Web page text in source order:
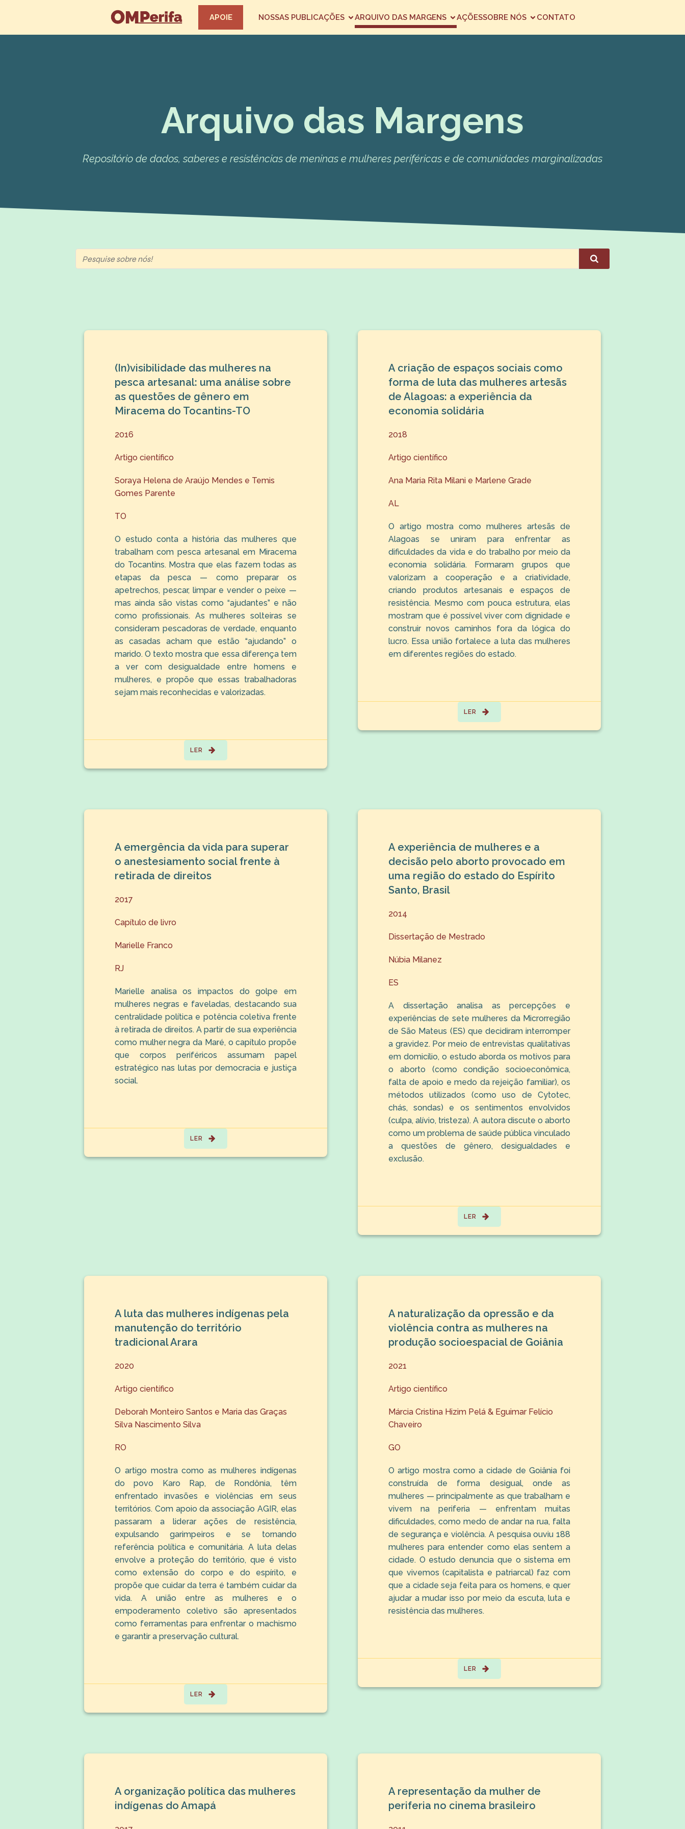
APOIE NOSSAS PUBLICAÇÕES ARQUIVO DAS MARGENS AÇÕESSOBRE NÓS CONTATO
Arquivo das Margens
Repositório de dados, saberes e resistências de meninas e mulheres periféricas e de comunidades marginalizadas
(In)visibilidade das mulheres na
pesca artesanal: uma análise sobre
as questões de gênero em
Miracema do Tocantins-TO
2016
Artigo científico
Soraya Helena de Araújo Mendes e Temis
Gomes Parente
TO
O estudo conta a história das mulheres que
trabalham com pesca artesanal em Miracema
do Tocantins. Mostra que elas fazem todas as
etapas da pesca — como preparar os
apetrechos, pescar, limpar e vender o peixe —
mas ainda são vistas como “ajudantes” e não
como profissionais. As mulheres solteiras se
consideram pescadoras de verdade, enquanto
as casadas acham que estão “ajudando” o
marido. O texto mostra que essa diferença tem
a ver com desigualdade entre homens e
mulheres, e propõe que essas trabalhadoras
sejam mais reconhecidas e valorizadas.
LER
A criação de espaços sociais como
forma de luta das mulheres artesãs
de Alagoas: a experiência da
economia solidária
2018
Artigo científico
Ana Maria Rita Milani e Marlene Grade
AL
O artigo mostra como mulheres artesãs de
Alagoas se uniram para enfrentar as
dificuldades da vida e do trabalho por meio da
economia solidária. Formaram grupos que
valorizam a cooperação e a criatividade,
criando produtos artesanais e espaços de
resistência. Mesmo com pouca estrutura, elas
mostram que é possível viver com dignidade e
construir novos caminhos fora da lógica do
lucro. Essa união fortalece a luta das mulheres
em diferentes regiões do estado.
LER
A emergência da vida para superar
o anestesiamento social frente à
retirada de direitos
2017
Capítulo de livro
Marielle Franco
RJ
Marielle analisa os impactos do golpe em
mulheres negras e faveladas, destacando sua
centralidade política e potência coletiva frente
à retirada de direitos. A partir de sua experiência
como mulher negra da Maré, o capítulo propõe
que corpos periféricos assumam papel
estratégico nas lutas por democracia e justiça
social.
LER
A experiência de mulheres e a
decisão pelo aborto provocado em
uma região do estado do Espírito
Santo, Brasil
2014
Dissertação de Mestrado
Núbia Milanez
ES
A dissertação analisa as percepções e
experiências de sete mulheres da Microrregião
de São Mateus (ES) que decidiram interromper
a gravidez. Por meio de entrevistas qualitativas
em domicílio, o estudo aborda os motivos para
o aborto (como condição socioeconômica,
falta de apoio e medo da rejeição familiar), os
métodos utilizados (como uso de Cytotec,
chás, sondas) e os sentimentos envolvidos
(culpa, alívio, tristeza). A autora discute o aborto
como um problema de saúde pública vinculado
a questões de gênero, desigualdades e
exclusão.
LER
A luta das mulheres indígenas pela
manutenção do território
tradicional Arara
2020
Artigo científico
Deborah Monteiro Santos e Maria das Graças
Silva Nascimento Silva
RO
O artigo mostra como as mulheres indígenas
do povo Karo Rap, de Rondônia, têm
enfrentado invasões e violências em seus
territórios. Com apoio da associação AGIR, elas
passaram a liderar ações de resistência,
expulsando garimpeiros e se tornando
referência política e comunitária. A luta delas
envolve a proteção do território, que é visto
como extensão do corpo e do espírito, e
propõe que cuidar da terra é também cuidar da
vida. A união entre as mulheres e o
empoderamento coletivo são apresentados
como ferramentas para enfrentar o machismo
e garantir a preservação cultural.
LER
A naturalização da opressão e da
violência contra as mulheres na
produção socioespacial de Goiânia
2021
Artigo científico
Márcia Cristina Hizim Pelá & Eguimar Felício
Chaveiro
GO
O artigo mostra como a cidade de Goiânia foi
construída de forma desigual, onde as
mulheres — principalmente as que trabalham e
vivem na periferia — enfrentam muitas
dificuldades, como medo de andar na rua, falta
de segurança e violência. A pesquisa ouviu 188
mulheres para entender como elas sentem a
cidade. O estudo denuncia que o sistema em
que vivemos (capitalista e patriarcal) faz com
que a cidade seja feita para os homens, e quer
ajudar a mudar isso por meio da escuta, luta e
resistência das mulheres.
LER
A organização política das mulheres
indígenas do Amapá
A representação da mulher de
periferia no cinema brasileiro